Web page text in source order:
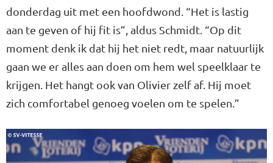
donderdag uit met een hoofdwond. “Het is lastig
aan te geven of hij fit is”, aldus Schmidt. “Op dit
moment denk ik dat hij het niet redt, maar natuurlijk
gaan we er alles aan doen om hem wel speelklaar te
krijgen. Het hangt ook van Olivier zelf af. Hij moet
zich comfortabel genoeg voelen om te spelen.”